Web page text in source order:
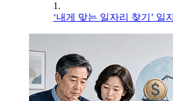
1.
‘내게 맞는 일자리 찾기’ 일